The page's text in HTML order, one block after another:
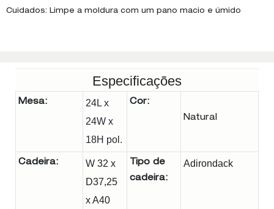
Cuidados: Limpe a moldura com um pano macio e úmido
Especificações
Mesa:
24L x
24W x
18H pol.
Cor:
Cadeira: W 32 x
D37,25
x A40
Tipo de
cadeira:
Adirondack